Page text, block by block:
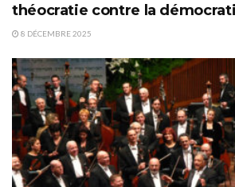
théocratie contre la
8 DÉCEMBRE 2025